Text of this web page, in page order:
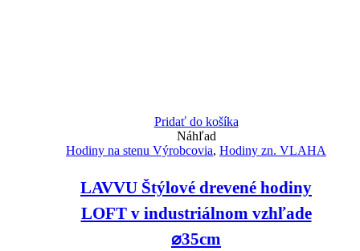
Pridať do košíka
Náhľad
Hodiny na stenu Výrobcovia, Hodiny zn. VLAHA
LAVVU Štýlové drevené hodiny
LOFT v industriálnom vzhľade
⌀35cm